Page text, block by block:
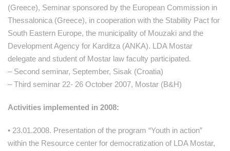
(Greece), Seminar sponsored by the European Commission in
Thessalonica (Greece), in cooperation with the Stability Pact for
South Eastern Europe, the municipality of Mouzaki and the
Development Agency for Karditza (ANKA). LDA Mostar
delegate and student of Mostar law faculty participated.
– Second seminar, September, Sisak (Croatia)
– Third seminar 22- 26 October 2007, Mostar (B&H)
Activities implemented in 2008:
• 23.01.2008. Presentation of the program “Youth in action”
within the Resource center for democratization of LDA Mostar,